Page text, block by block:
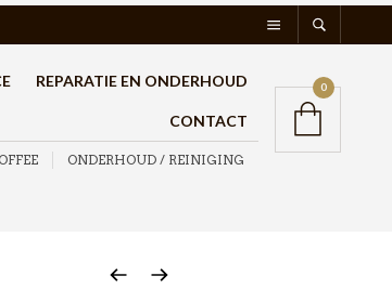
REPARATIE EN ONDERHOUD
CONTACT
ONDERHOUD / REINIGING
0